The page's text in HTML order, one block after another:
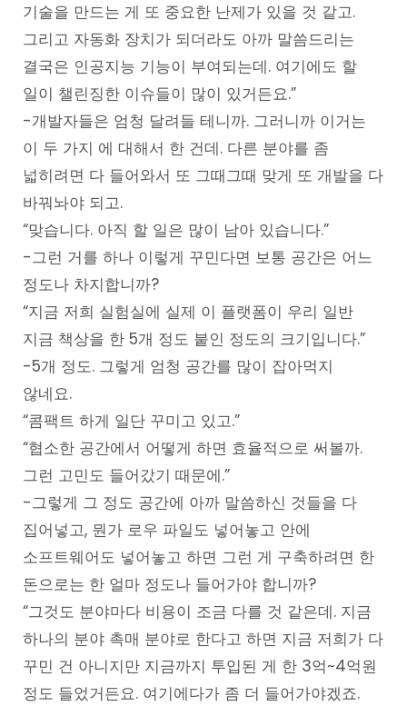
기술을 만드는 게 또 중요한 난제가 있을 것 같고.
그리고 자동화 장치가 되더라도 아까 말씀드리는
결국은 인공지능 기능이 부여되는데. 여기에도 할
일이 챌린징한 이슈들이 많이 있거든요.”
-개발자들은 엄청 달려들 테니까. 그러니까 이거는
이 두 가지 에 대해서 한 건데. 다른 분야를 좀
넓히려면 다 들어와서 또 그때그때 맞게 또 개발을 다
바꿔놔야 되고.
“맞습니다. 아직 할 일은 많이 남아 있습니다.”
-그런 거를 하나 이렇게 꾸민다면 보통 공간은 어느
정도나 차지합니까?
“지금 저희 실험실에 실제 이 플랫폼이 우리 일반
지금 책상을 한 5개 정도 붙인 정도의 크기입니다.”
-5개 정도. 그렇게 엄청 공간를 많이 잡아먹지
않네요.
“콤팩트 하게 일단 꾸미고 있고.”
“협소한 공간에서 어떻게 하면 효율적으로 써볼까.
그런 고민도 들어갔기 때문에.”
-그렇게 그 정도 공간에 아까 말씀하신 것들을 다
집어넣고, 뭔가 로우 파일도 넣어놓고 안에
소프트웨어도 넣어놓고 하면 그런 게 구축하려면 한
돈으로는 한 얼마 정도나 들어가야 합니까?
“그것도 분야마다 비용이 조금 다를 것 같은데. 지금
하나의 분야 촉매 분야로 한다고 하면 지금 저희가 다
꾸민 건 아니지만 지금까지 투입된 게 한 3억~4억원
정도 들었거든요. 여기에다가 좀 더 들어가야겠죠.